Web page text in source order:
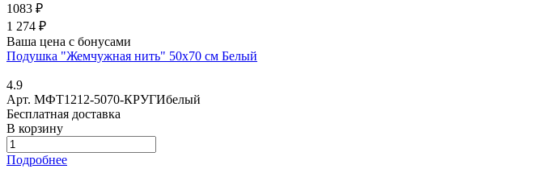
1083 ₽
1 274 ₽
Ваша цена с бонусами
Подушка "Жемчужная нить" 50х70 см Белый
4.9
Арт. МФТ1212-5070-КРУГИбелый
Бесплатная доставка
В корзину
Подробнее